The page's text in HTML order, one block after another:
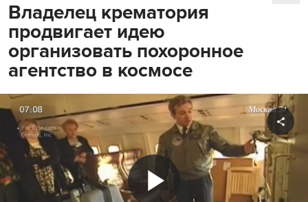
Владелец крематория
продвигает идею
организовать похоронное
агентство в космосе